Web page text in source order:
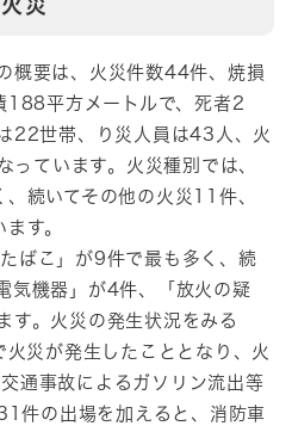
概要は、火災件数44件、焼損
188平方メートルで、死者2
22世帯、り災人員は43人、火
ています。火災種別では、
続いてその他の火災11件、
す。
ばこ」が9件で最も多く、続
気機器」が4件、「放火の疑
す。火災の発生状況をみる
災が発生したこととなり、火
通事故によるガソリン流出等
件の出場を加えると、消防車